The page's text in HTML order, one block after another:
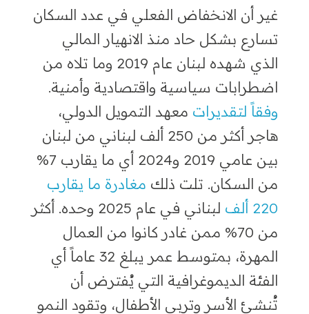
غير أن الانخفاض الفعلي في عدد السكان
تسارع بشكل حاد منذ الانهيار المالي
الذي شهده لبنان عام 2019 وما تلاه من
اضطرابات سياسية واقتصادية وأمنية.
وفقاً لتقديراتمعهد التمويل الدولي،
هاجر أكثر من 250 ألف لبناني من لبنان
بين عامي 2019 و2024 أي ما يقارب 7%
من السكان. تلت ذلكمغادرة ما يقارب
220 ألف
لبناني في عام 2025 وحده. أكثر
من 70% ممن غادر كانوا من العمال
المهرة، بمتوسط عمر يبلغ 32 عاماً أي
الفئة الديموغرافية التي يُفترض أن
تُنشئ الأسر وتربي الأطفال، وتقود النمو